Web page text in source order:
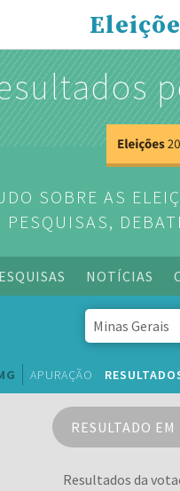
SOBRE AS
PESQUISAS,
NOTÍCIAS
APURAÇÃO
RESULTADO
Resultados da